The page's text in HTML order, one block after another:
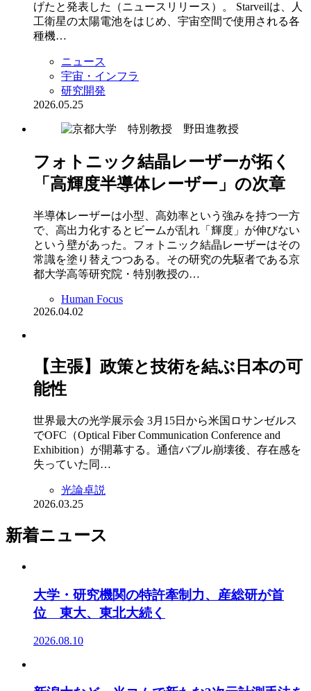
げたと発表した（ニュースリリース）。 Starveilは、人
工衛星の太陽電池をはじめ、宇宙空間で使用される各
種機…
ニュース
宇宙・インフラ
研究開発
2026.05.25
フォトニック結晶レーザーが拓く
「高輝度半導体レーザー」の次章
半導体レーザーは小型、高効率という強みを持つ一方
で、高出力化するとビームが乱れ「輝度」が伸びない
という壁があった。フォトニック結晶レーザーはその
常識を塗り替えつつある。その研究の先駆者である京
都大学高等研究院・特別教授の…
Human Focus
2026.04.02
【主張】政策と技術を結ぶ日本の可
能性
世界最大の光学展示会 3月15日から米国ロサンゼルス
でOFC（Optical Fiber Communication Conference and
Exhibition）が開幕する。通信バブル崩壊後、存在感を
失っていた同…
光論卓説
2026.03.25
新着ニュース
大学・研究機関の特許牽制力、産総研が首
位 東大、東北大続く
2026.08.10